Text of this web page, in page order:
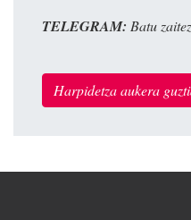
TELEGRAM: Batu zaitez
Harpidetza aukera